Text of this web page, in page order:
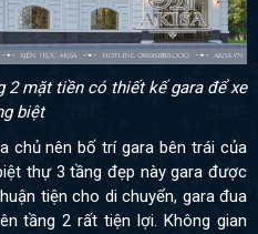
2 mặt tiền có thiết kế gara để xe
biệt
chủ nên bố trí gara bên trái của
thự 3 tầng đẹp này gara được
tiện cho di chuyển, gara đua
tầng 2 rất tiện lợi. Không gian